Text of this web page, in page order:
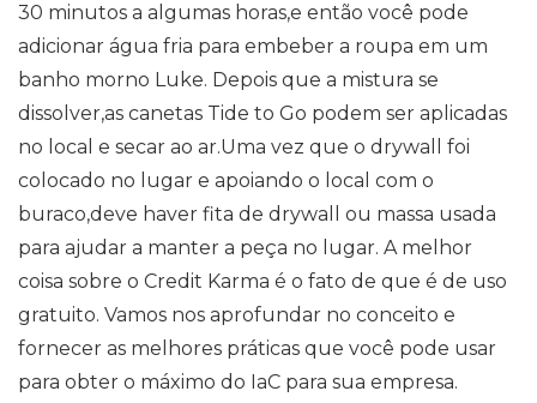
30 minutos a algumas horas,e então você pode
adicionar água fria para embeber a roupa em um
banho morno Luke. Depois que a mistura se
dissolver,as canetas Tide to Go podem ser aplicadas
no local e secar ao ar.Uma vez que o drywall foi
colocado no lugar e apoiando o local com o
buraco,deve haver fita de drywall ou massa usada
para ajudar a manter a peça no lugar. A melhor
coisa sobre o Credit Karma é o fato de que é de uso
gratuito. Vamos nos aprofundar no conceito e
fornecer as melhores práticas que você pode usar
para obter o máximo do IaC para sua empresa.